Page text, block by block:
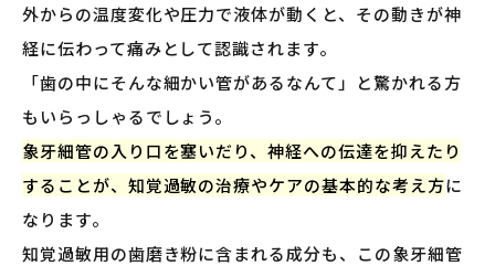
外からの温度変化や圧力で液体が動くと、その動きが神
経に伝わって痛みとして認識されます。
「歯の中にそんな細かい管があるなんて」と驚かれる方
もいらっしゃるでしょう。
象牙細管の入り口を塞いだり、神経への伝達を抑えたり
することが、知覚過敏の治療やケアの基本的な考え方に
なります。
知覚過敏用の歯磨き粉に含まれる成分も、この象牙細管